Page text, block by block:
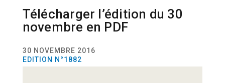
Télécharger l’édition du 30
novembre en PDF
30 NOVEMBRE 2016
EDITION N°1882